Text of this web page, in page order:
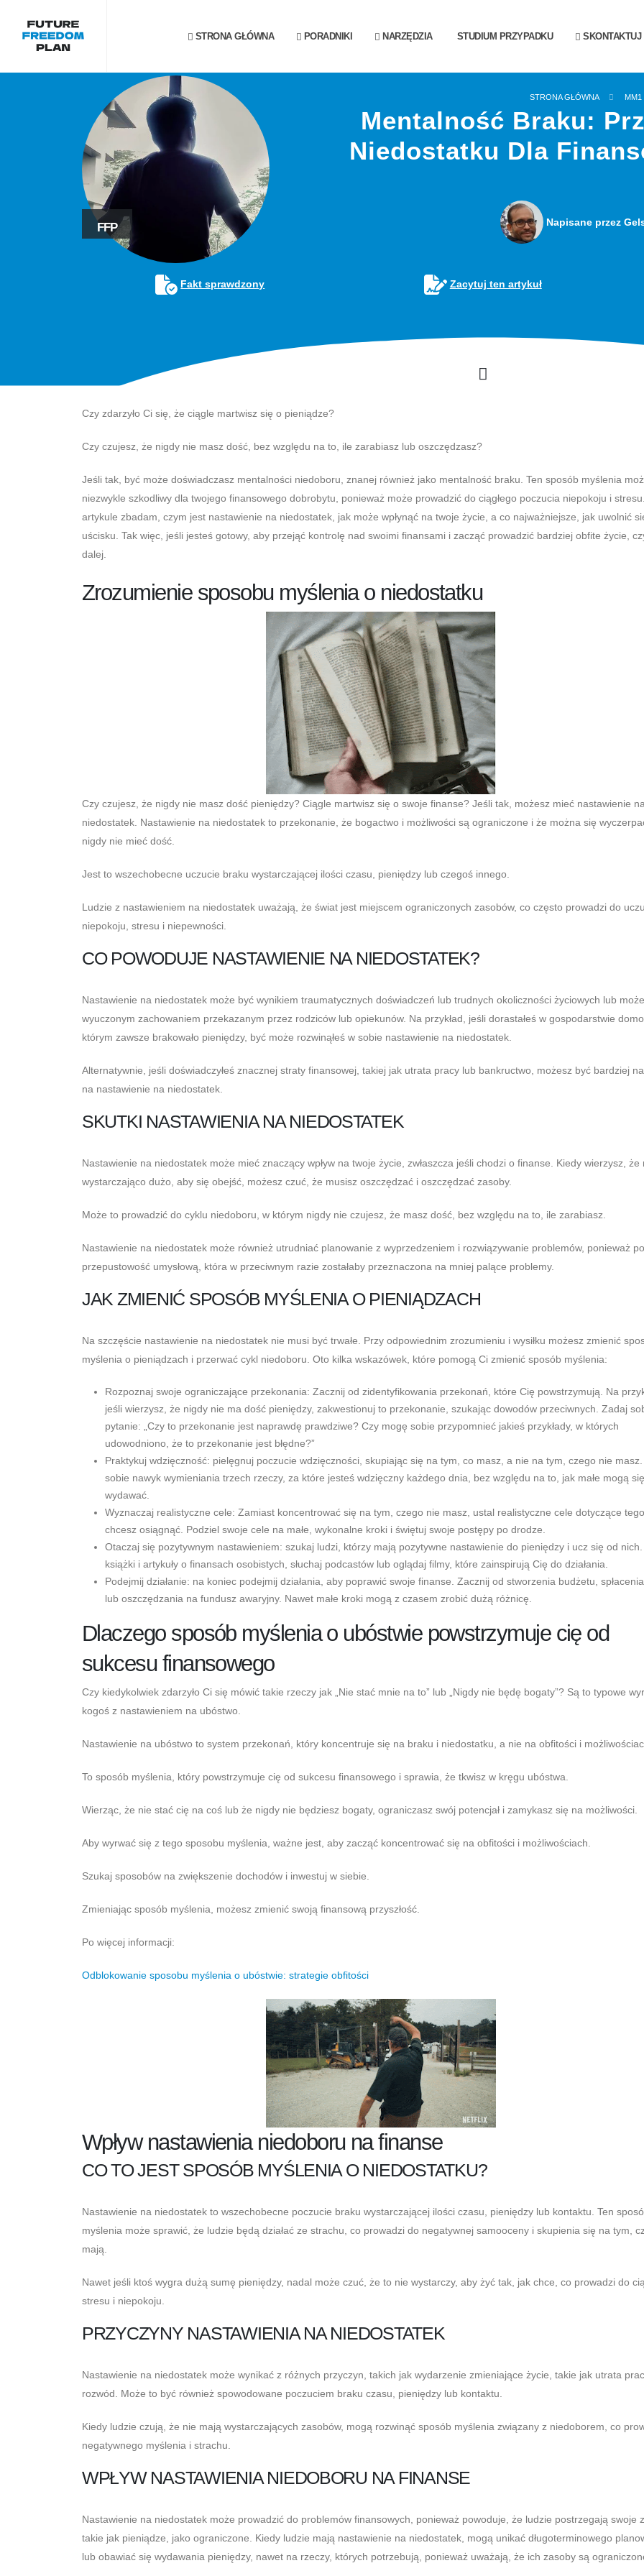
STRONA GŁÓWNA PORADNIKI NARZĘDZIA STUDIUM PRZYPADKU SKONTAKTUJ
FFP
STRONA GŁÓWNA MM1
Mentalność Braku:
Niedostatku Dla
Napisane przez
Fakt sprawdzony Zacytuj ten artykuł
Czy zdarzyło Ci się, że ciągle martwisz się o pieniądze?
Czy czujesz, że nigdy nie masz dość, bez względu na to, ile zarabiasz lub oszczędzasz?
Jeśli tak, być może doświadczasz mentalności niedoboru, znanej również jako mentalność braku. Ten sposób myślenia
niezwykle szkodliwy dla twojego finansowego dobrobytu, ponieważ może prowadzić do ciągłego poczucia niepokoju i
artykule zbadam, czym jest nastawienie na niedostatek, jak może wpłynąć na twoje życie, a co najważniejsze, jak uwolnić
uścisku. Tak więc, jeśli jesteś gotowy, aby przejąć kontrolę nad swoimi finansami i zacząć prowadzić bardziej obfite życie,
dalej.
Zrozumienie sposobu myślenia o niedostatku
Czy czujesz, że nigdy nie masz dość pieniędzy? Ciągle martwisz się o swoje finanse? Jeśli tak, możesz mieć nastawienie na
niedostatek. Nastawienie na niedostatek to przekonanie, że bogactwo i możliwości są ograniczone i że można się
nigdy nie mieć dość.
Jest to wszechobecne uczucie braku wystarczającej ilości czasu, pieniędzy lub czegoś innego.
Ludzie z nastawieniem na niedostatek uważają, że świat jest miejscem ograniczonych zasobów, co często prowadzi do
niepokoju, stresu i niepewności.
CO POWODUJE NASTAWIENIE NA NIEDOSTATEK?
Nastawienie na niedostatek może być wynikiem traumatycznych doświadczeń lub trudnych okoliczności życiowych lub
wyuczonym zachowaniem przekazanym przez rodziców lub opiekunów. Na przykład, jeśli dorastałeś w gospodarstwie
którym zawsze brakowało pieniędzy, być może rozwinąłeś w sobie nastawienie na niedostatek.
Alternatywnie, jeśli doświadczyłeś znacznej straty finansowej, takiej jak utrata pracy lub bankructwo, możesz być bardziej
na nastawienie na niedostatek.
SKUTKI NASTAWIENIA NA NIEDOSTATEK
Nastawienie na niedostatek może mieć znaczący wpływ na twoje życie, zwłaszcza jeśli chodzi o finanse. Kiedy wierzysz, że
wystarczająco dużo, aby się obejść, możesz czuć, że musisz oszczędzać i oszczędzać zasoby.
Może to prowadzić do cyklu niedoboru, w którym nigdy nie czujesz, że masz dość, bez względu na to, ile zarabiasz.
Nastawienie na niedostatek może również utrudniać planowanie z wyprzedzeniem i rozwiązywanie problemów, ponieważ
przepustowość umysłową, która w przeciwnym razie zostałaby przeznaczona na mniej palące problemy.
JAK ZMIENIĆ SPOSÓB MYŚLENIA O PIENIĄDZACH
Na szczęście nastawienie na niedostatek nie musi być trwałe. Przy odpowiednim zrozumieniu i wysiłku możesz zmienić
myślenia o pieniądzach i przerwać cykl niedoboru. Oto kilka wskazówek, które pomogą Ci zmienić sposób myślenia:
Rozpoznaj swoje ograniczające przekonania: Zacznij od zidentyfikowania przekonań, które Cię powstrzymują. Na
jeśli wierzysz, że nigdy nie ma dość pieniędzy, zakwestionuj to przekonanie, szukając dowodów przeciwnych. Zadaj
pytanie: „Czy to przekonanie jest naprawdę prawdziwe? Czy mogę sobie przypomnieć jakieś przykłady, w których
udowodniono, że to przekonanie jest błędne?”
Praktykuj wdzięczność: pielęgnuj poczucie wdzięczności, skupiając się na tym, co masz, a nie na tym, czego nie
sobie nawyk wymieniania trzech rzeczy, za które jesteś wdzięczny każdego dnia, bez względu na to, jak małe mogą się
wydawać.
Wyznaczaj realistyczne cele: Zamiast koncentrować się na tym, czego nie masz, ustal realistyczne cele dotyczące
chcesz osiągnąć. Podziel swoje cele na małe, wykonalne kroki i świętuj swoje postępy po drodze.
Otaczaj się pozytywnym nastawieniem: szukaj ludzi, którzy mają pozytywne nastawienie do pieniędzy i ucz się od
książki i artykuły o finansach osobistych, słuchaj podcastów lub oglądaj filmy, które zainspirują Cię do działania.
Podejmij działanie: na koniec podejmij działania, aby poprawić swoje finanse. Zacznij od stworzenia budżetu,
lub oszczędzania na fundusz awaryjny. Nawet małe kroki mogą z czasem zrobić dużą różnicę.
Dlaczego sposób myślenia o ubóstwie powstrzymuje cię od
sukcesu finansowego
Czy kiedykolwiek zdarzyło Ci się mówić takie rzeczy jak „Nie stać mnie na to” lub „Nigdy nie będę bogaty”? Są to typowe
kogoś z nastawieniem na ubóstwo.
Nastawienie na ubóstwo to system przekonań, który koncentruje się na braku i niedostatku, a nie na obfitości i
To sposób myślenia, który powstrzymuje cię od sukcesu finansowego i sprawia, że ​​tkwisz w kręgu ubóstwa.
Wierząc, że nie stać cię na coś lub że nigdy nie będziesz bogaty, ograniczasz swój potencjał i zamykasz się na możliwości.
Aby wyrwać się z tego sposobu myślenia, ważne jest, aby zacząć koncentrować się na obfitości i możliwościach.
Szukaj sposobów na zwiększenie dochodów i inwestuj w siebie.
Zmieniając sposób myślenia, możesz zmienić swoją finansową przyszłość.
Po więcej informacji:
Odblokowanie sposobu myślenia o ubóstwie: strategie obfitości
Wpływ nastawienia niedoboru na finanse
CO TO JEST SPOSÓB MYŚLENIA O NIEDOSTATKU?
Nastawienie na niedostatek to wszechobecne poczucie braku wystarczającej ilości czasu, pieniędzy lub kontaktu. Ten
myślenia może sprawić, że ludzie będą działać ze strachu, co prowadzi do negatywnej samooceny i skupienia się na tym,
mają.
Nawet jeśli ktoś wygra dużą sumę pieniędzy, nadal może czuć, że to nie wystarczy, aby żyć tak, jak chce, co prowadzi do
stresu i niepokoju.
PRZYCZYNY NASTAWIENIA NA NIEDOSTATEK
Nastawienie na niedostatek może wynikać z różnych przyczyn, takich jak wydarzenie zmieniające życie, takie jak utrata
rozwód. Może to być również spowodowane poczuciem braku czasu, pieniędzy lub kontaktu.
Kiedy ludzie czują, że nie mają wystarczających zasobów, mogą rozwinąć sposób myślenia związany z niedoborem, co
negatywnego myślenia i strachu.
WPŁYW NASTAWIENIA NIEDOBORU NA FINANSE
Nastawienie na niedostatek może prowadzić do problemów finansowych, ponieważ powoduje, że ludzie postrzegają swoje
takie jak pieniądze, jako ograniczone. Kiedy ludzie mają nastawienie na niedostatek, mogą unikać długoterminowego
lub obawiać się wydawania pieniędzy, nawet na rzeczy, których potrzebują, ponieważ uważają, że ich zasoby są